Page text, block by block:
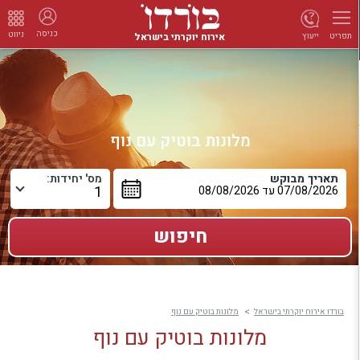
תפריט אירוח יוקרתי בישראל כניסה ניווט ייעוץ
מלונות בוטיק עם נוף
תאריך מבוקש מס' יחידות:
בורדו אירוח יוקרתי בישראל מלונות בוטיק עם נוף
מלונות בוטיק עם נוף